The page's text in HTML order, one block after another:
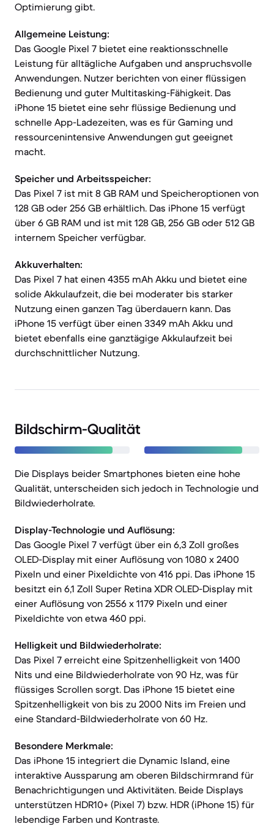
Optimierung gibt.
Allgemeine Leistung:
Das Google Pixel 7 bietet eine reaktionsschnelle
Leistung für alltägliche Aufgaben und anspruchsvolle
Anwendungen. Nutzer berichten von einer flüssigen
Bedienung und guter Multitasking-Fähigkeit. Das
iPhone 15 bietet eine sehr flüssige Bedienung und
schnelle App-Ladezeiten, was es für Gaming und
ressourcenintensive Anwendungen gut geeignet
macht.
Speicher und Arbeitsspeicher:
Das Pixel 7 ist mit 8 GB RAM und Speicheroptionen von
128 GB oder 256 GB erhältlich. Das iPhone 15 verfügt
über 6 GB RAM und ist mit 128 GB, 256 GB oder 512 GB
internem Speicher verfügbar.
Akkuverhalten:
Das Pixel 7 hat einen 4355 mAh Akku und bietet eine
solide Akkulaufzeit, die bei moderater bis starker
Nutzung einen ganzen Tag überdauern kann. Das
iPhone 15 verfügt über einen 3349 mAh Akku und
bietet ebenfalls eine ganztägige Akkulaufzeit bei
durchschnittlicher Nutzung.
Bildschirm-Qualität
Die Displays beider Smartphones bieten eine hohe
Qualität, unterscheiden sich jedoch in Technologie und
Bildwiederholrate.
Display-Technologie und Auflösung:
Das Google Pixel 7 verfügt über ein 6,3 Zoll großes
OLED-Display mit einer Auflösung von 1080 x 2400
Pixeln und einer Pixeldichte von 416 ppi. Das iPhone 15
besitzt ein 6,1 Zoll Super Retina XDR OLED-Display mit
einer Auflösung von 2556 x 1179 Pixeln und einer
Pixeldichte von etwa 460 ppi.
Helligkeit und Bildwiederholrate:
Das Pixel 7 erreicht eine Spitzenhelligkeit von 1400
Nits und eine Bildwiederholrate von 90 Hz, was für
flüssiges Scrollen sorgt. Das iPhone 15 bietet eine
Spitzenhelligkeit von bis zu 2000 Nits im Freien und
eine Standard-Bildwiederholrate von 60 Hz.
Besondere Merkmale:
Das iPhone 15 integriert die Dynamic Island, eine
interaktive Aussparung am oberen Bildschirmrand für
Benachrichtigungen und Aktivitäten. Beide Displays
unterstützen HDR10+ (Pixel 7) bzw. HDR (iPhone 15) für
lebendige Farben und Kontraste.